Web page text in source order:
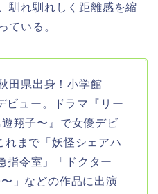
馴れ馴れしく距離感を縮
ている。
田県出身！小学館
ュー。
ドラマ『リー
翔子〜』で女優デビ
れまで「妖怪シェアハ
指令室」「ドクター
」などの作品に出演